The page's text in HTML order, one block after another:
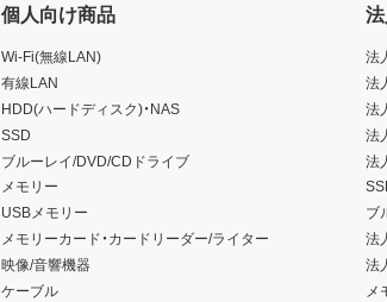
個人向け商品
Wi-Fi(無線LAN)
有線LAN
HDD(ハードディスク)・NAS
SSD
ブルーレイ/DVD/CDドライブ
メモリー
USBメモリー
メモリーカード・カードリーダー/ライター
映像/音響機器
ケーブル
法
法
法
法
法
ブ
法
法
メ